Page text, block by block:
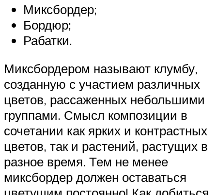
Миксбордер;
Бордюр;
Рабатки.
Миксбордером называют клумбу,
созданную с участием различных
цветов, рассаженных небольшими
группами. Смысл композиции в
сочетании как ярких и контрастных
цветов, так и растений, растущих в
разное время. Тем не менее
миксбордер должен оставаться